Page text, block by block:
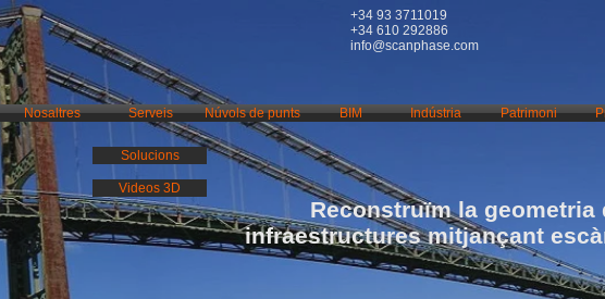
+34 93 3711019
+34 610 292886
info@scanphase.com
Reconstruïm la geometria
infraestructures mitjançant
Nosaltres Serveis Núvols de punts BIM Indústria Patrimoni
Solucions
Videos 3D